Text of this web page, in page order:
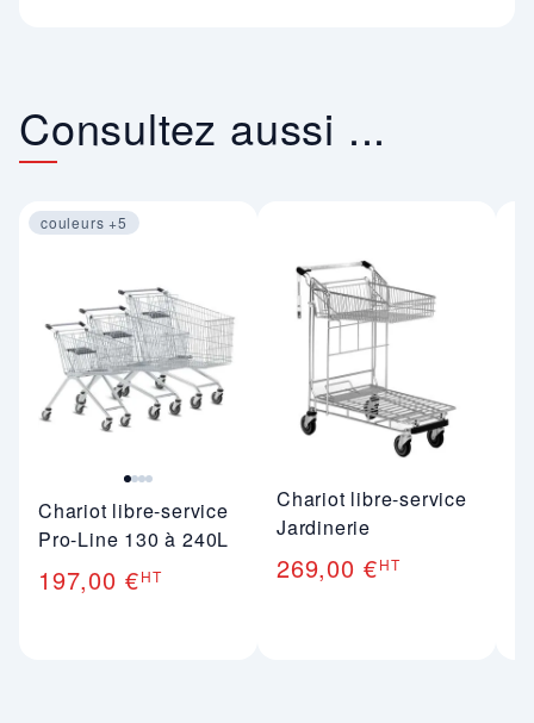
Consultez aussi ...
couleurs +5
Chariot libre-service
Pro-Line 130 à 240L
197,00 €HT
Chariot libre-service
Jardinerie
269,00 €HT